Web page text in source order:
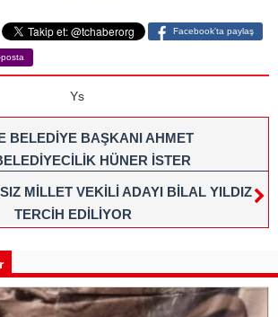
Facebook'ta paylaş
posta
Ys
BELEDİYE BAŞKANI AHMET
HÜNER İSTER
MİLLET VEKİLİ ADAYI BİLAL YILDIZ
TERCİH EDİLİYOR